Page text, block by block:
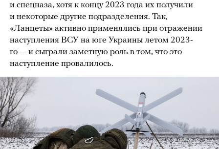
и спецназа, хотя к концу 2023 года их получили
и некоторые другие подразделения. Так,
«Ланцеты» активно применялись при отражении
наступления ВСУ на юге Украины летом 2023-
го — и сыграли заметную роль в том, что это
наступление провалилось.